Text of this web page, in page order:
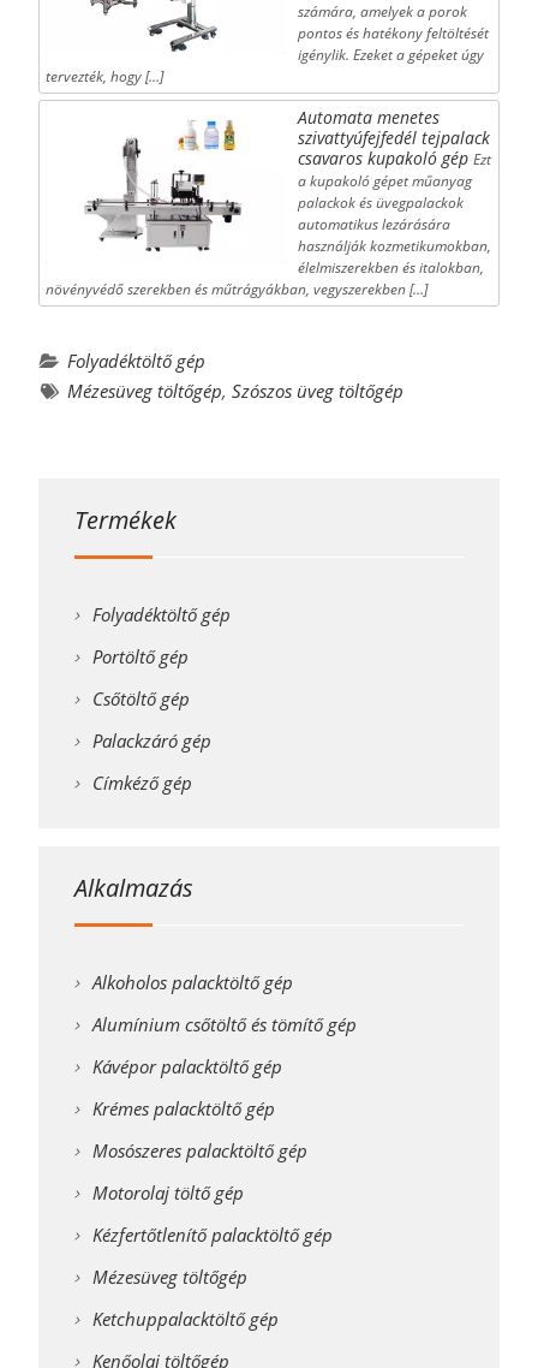
számára, amelyek a porok
pontos és hatékony feltöltését
igénylik. Ezeket a gépeket úgy
tervezték, hogy […]
Automata menetes
szivattyúfejfedél tejpalack
csavaros kupakoló gép Ezt
a kupakoló gépet műanyag
palackok és üvegpalackok
automatikus lezárására
használják kozmetikumokban,
élelmiszerekben és italokban,
növényvédő szerekben és műtrágyákban, vegyszerekben […]
Folyadéktöltő gép
Mézesüveg töltőgép, Szószos üveg töltőgép
Termékek
Folyadéktöltő gép
Portöltő gép
Csőtöltő gép
Palackzáró gép
Címkéző gép
Alkalmazás
Alkoholos palacktöltő gép
Alumínium csőtöltő és tömítő gép
Kávépor palacktöltő gép
Krémes palacktöltő gép
Mosószeres palacktöltő gép
Motorolaj töltő gép
Kézfertőtlenítő palacktöltő gép
Mézesüveg töltőgép
Ketchuppalacktöltő gép
Kenőolaj töltőgép